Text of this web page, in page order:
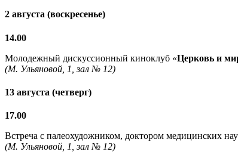
2 августа (воскресенье)
14.00
Молодежный дискуссионный киноклуб «Церковь и
(М. Ульяновой, 1, зал № 12)
13 августа (четверг)
17.00
Встреча с палеохудожником, доктором медицинских
(М. Ульяновой, 1, зал № 12)